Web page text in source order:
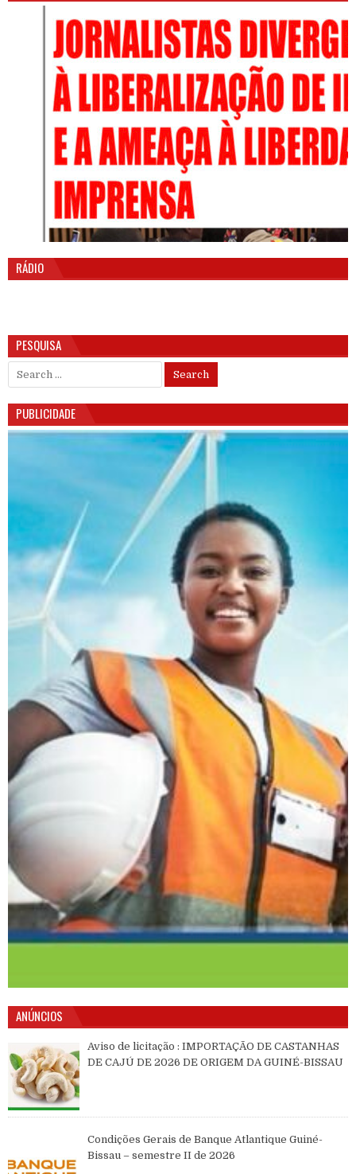
RÁDIO
PESQUISA
Search for:
PUBLICIDADE
ANÚNCIOS
Aviso de licitação : IMPORTAÇÃO DE CASTANHAS
DE CAJÚ DE 2026 DE ORIGEM DA GUINÉ-BISSAU
Condições Gerais de Banque Atlantique Guiné-
Bissau – semestre II de 2026